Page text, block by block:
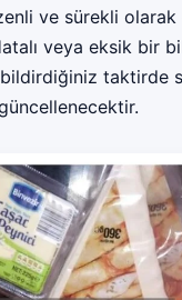
ve sürekli
veya eksik bir
bildirdiğiniz taktirde